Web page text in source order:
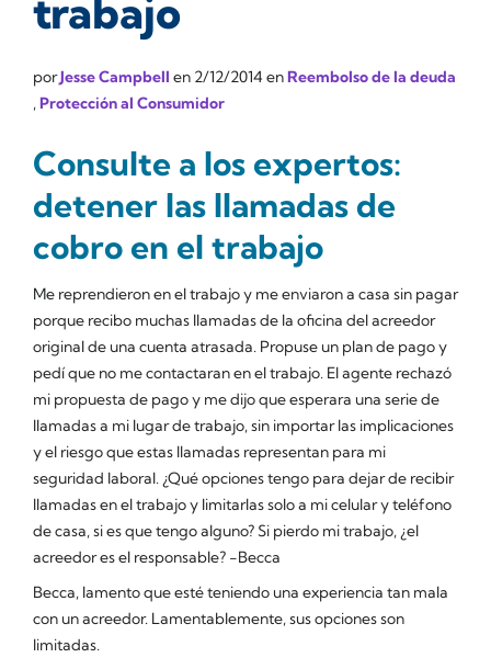
trabajo
porJesse Campbell en 2/12/2014 enReembolso de la deuda
,Protección al Consumidor
Consulte a los expertos:
detener las llamadas de
cobro en el trabajo
Me reprendieron en el trabajo y me enviaron a casa sin pagar
porque recibo muchas llamadas de la oficina del acreedor
original de una cuenta atrasada. Propuse un plan de pago y
pedí que no me contactaran en el trabajo. El agente rechazó
mi propuesta de pago y me dijo que esperara una serie de
llamadas a mi lugar de trabajo, sin importar las implicaciones
y el riesgo que estas llamadas representan para mi
seguridad laboral. ¿Qué opciones tengo para dejar de recibir
llamadas en el trabajo y limitarlas solo a mi celular y teléfono
de casa, si es que tengo alguno? Si pierdo mi trabajo, ¿el
acreedor es el responsable? -Becca
Becca, lamento que esté teniendo una experiencia tan mala
con un acreedor. Lamentablemente, sus opciones son
limitadas.